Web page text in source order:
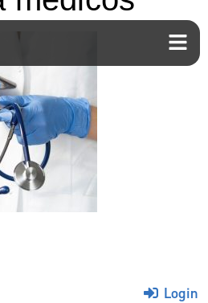
Login